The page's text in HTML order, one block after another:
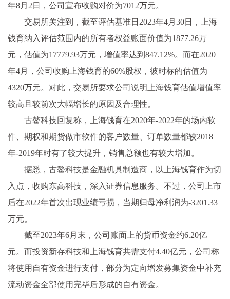
年8月2日，公司宣布收购对价为7012万元。
交易所关注到，截至评估基准日2023年4月30日，上海
钱育纳入评估范围内的所有者权益账面价值为1877.26万
元，估值为17779.93万元，增值率达到847.12%。而在2020
年4月，公司收购上海钱育的60%股权，彼时标的估值为
4320万元。对此，交易所要求公司说明上海钱育估值增值率
较高且较前次大幅增长的原因及合理性。
古鳌科技回复称，上海钱育在2020年-2022年的场内软
件、期权和期货做市软件的客户数量、订单数量都较2018
年-2019年时有了较大提升，销售总额也有较大增加。
据悉，古鳌科技是金融机具制造商，以上海钱育作为切
入点，收购东高科技，深入证券信息服务。不过，公司上市
后在2022年首次出现业绩亏损，当期归母净利润为-3201.33
万元。
截至2023年6月末，公司账面上的货币资金约6.20亿
元。而投资新存科技和上海钱育共需支付4.40亿元，公司称
将使用自有资金进行支付，部分为定向增发募集资金中补充
流动资金全部使用完毕后形成的自有资金。